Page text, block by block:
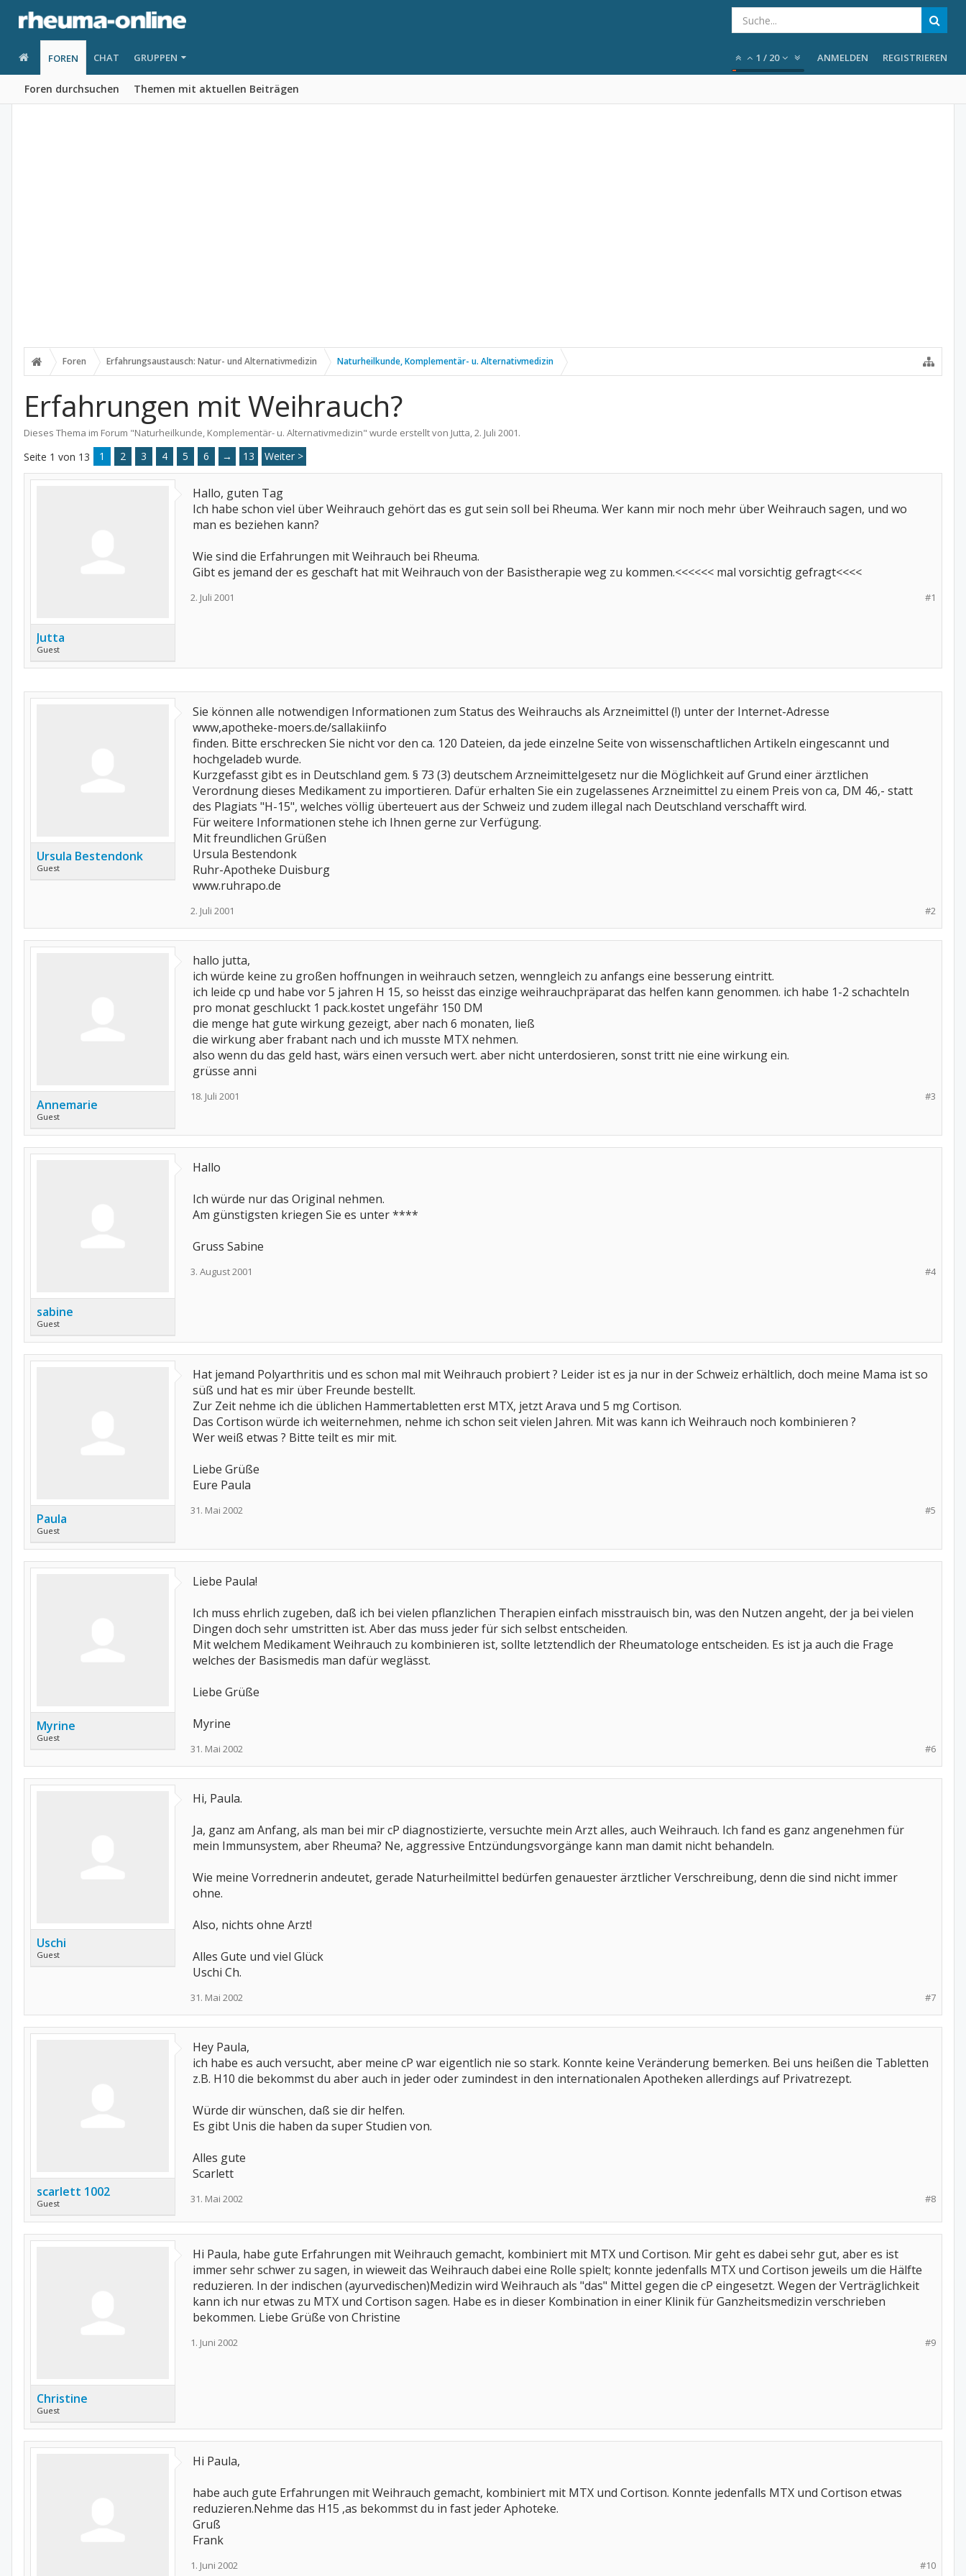
FOREN
Foren durchsuchen Themen mit aktuellen Beiträgen
CHAT GRUPPEN 1 / 20 ANMELDEN REGISTRIEREN
Foren Erfahrungsaustausch: Natur- und Alternativmedizin Naturheilkunde, Komplementär- u. Alternativmedizin
Erfahrungen mit Weihrauch?
Dieses Thema im Forum "Naturheilkunde, Komplementär- u. Alternativmedizin" wurde erstellt von Jutta,2. Juli 2001.
Seite 1 von 13 1 2 3 4 5 6 → 13 Weiter >
Jutta
Guest
Hallo, guten Tag
Ich habe schon viel über Weihrauch gehört das es gut sein soll bei Rheuma. Wer kann mir noch mehr über Weihrauch sagen, und wo
man es beziehen kann?
Wie sind die Erfahrungen mit Weihrauch bei Rheuma.
Gibt es jemand der es geschaft hat mit Weihrauch von der Basistherapie weg zu kommen.<<<<<< mal vorsichtig gefragt<<<<
#1
2. Juli 2001
Ursula Bestendonk
Guest
Sie können alle notwendigen Informationen zum Status des Weihrauchs als Arzneimittel (!) unter der Internet-Adresse
www,apotheke-moers.de/sallakiinfo
finden. Bitte erschrecken Sie nicht vor den ca. 120 Dateien, da jede einzelne Seite von wissenschaftlichen Artikeln eingescannt und
hochgeladeb wurde.
Kurzgefasst gibt es in Deutschland gem. § 73 (3) deutschem Arzneimittelgesetz nur die Möglichkeit auf Grund einer ärztlichen
Verordnung dieses Medikament zu importieren. Dafür erhalten Sie ein zugelassenes Arzneimittel zu einem Preis von ca, DM 46,- statt
des Plagiats "H-15", welches völlig überteuert aus der Schweiz und zudem illegal nach Deutschland verschafft wird.
Für weitere Informationen stehe ich Ihnen gerne zur Verfügung.
Mit freundlichen Grüßen
Ursula Bestendonk
Ruhr-Apotheke Duisburg
www.ruhrapo.de
#2
2. Juli 2001
Annemarie
Guest
hallo jutta,
ich würde keine zu großen hoffnungen in weihrauch setzen, wenngleich zu anfangs eine besserung eintritt.
ich leide cp und habe vor 5 jahren H 15, so heisst das einzige weihrauchpräparat das helfen kann genommen. ich habe 1-2 schachteln
pro monat geschluckt 1 pack.kostet ungefähr 150 DM
die menge hat gute wirkung gezeigt, aber nach 6 monaten, ließ
die wirkung aber frabant nach und ich musste MTX nehmen.
also wenn du das geld hast, wärs einen versuch wert. aber nicht unterdosieren, sonst tritt nie eine wirkung ein.
grüsse anni
#3
18. Juli 2001
sabine
Guest
Hallo
Ich würde nur das Original nehmen.
Am günstigsten kriegen Sie es unter ****
Gruss Sabine
#4
3. August 2001
Paula
Guest
Hat jemand Polyarthritis und es schon mal mit Weihrauch probiert ? Leider ist es ja nur in der Schweiz erhältlich, doch meine Mama ist so
süß und hat es mir über Freunde bestellt.
Zur Zeit nehme ich die üblichen Hammertabletten erst MTX, jetzt Arava und 5 mg Cortison.
Das Cortison würde ich weiternehmen, nehme ich schon seit vielen Jahren. Mit was kann ich Weihrauch noch kombinieren ?
Wer weiß etwas ? Bitte teilt es mir mit.
Liebe Grüße
Eure Paula
#5
31. Mai 2002
Myrine
Guest
Liebe Paula!
Ich muss ehrlich zugeben, daß ich bei vielen pflanzlichen Therapien einfach misstrauisch bin, was den Nutzen angeht, der ja bei vielen
Dingen doch sehr umstritten ist. Aber das muss jeder für sich selbst entscheiden.
Mit welchem Medikament Weihrauch zu kombinieren ist, sollte letztendlich der Rheumatologe entscheiden. Es ist ja auch die Frage
welches der Basismedis man dafür weglässt.
Liebe Grüße
Myrine
#6
31. Mai 2002
Uschi
Guest
Hi, Paula.
Ja, ganz am Anfang, als man bei mir cP diagnostizierte, versuchte mein Arzt alles, auch Weihrauch. Ich fand es ganz angenehmen für
mein Immunsystem, aber Rheuma? Ne, aggressive Entzündungsvorgänge kann man damit nicht behandeln.
Wie meine Vorrednerin andeutet, gerade Naturheilmittel bedürfen genauester ärztlicher Verschreibung, denn die sind nicht immer
ohne.
Also, nichts ohne Arzt!
Alles Gute und viel Glück
Uschi Ch.
#7
31. Mai 2002
scarlett 1002
Guest
Hey Paula,
ich habe es auch versucht, aber meine cP war eigentlich nie so stark. Konnte keine Veränderung bemerken. Bei uns heißen die Tabletten
z.B. H10 die bekommst du aber auch in jeder oder zumindest in den internationalen Apotheken allerdings auf Privatrezept.
Würde dir wünschen, daß sie dir helfen.
Es gibt Unis die haben da super Studien von.
Alles gute
Scarlett
#8
31. Mai 2002
Christine
Guest
Hi Paula, habe gute Erfahrungen mit Weihrauch gemacht, kombiniert mit MTX und Cortison. Mir geht es dabei sehr gut, aber es ist
immer sehr schwer zu sagen, in wieweit das Weihrauch dabei eine Rolle spielt; konnte jedenfalls MTX und Cortison jeweils um die Hälfte
reduzieren. In der indischen (ayurvedischen)Medizin wird Weihrauch als "das" Mittel gegen die cP eingesetzt. Wegen der Verträglichkeit
kann ich nur etwas zu MTX und Cortison sagen. Habe es in dieser Kombination in einer Klinik für Ganzheitsmedizin verschrieben
bekommen. Liebe Grüße von Christine
#9
1. Juni 2002
Hi Paula,
habe auch gute Erfahrungen mit Weihrauch gemacht, kombiniert mit MTX und Cortison. Konnte jedenfalls MTX und Cortison etwas
reduzieren.Nehme das H15 ,as bekommst du in fast jeder Aphoteke.
Gruß
Frank
#10
1. Juni 2002